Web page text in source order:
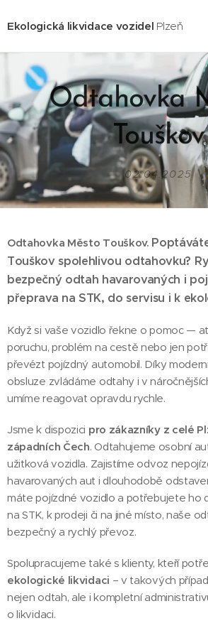
Ekologická likvidace vozidel Plzeň
Odtahovka
Touškov
02.04.2025
Odtahovka Město Touškov.
Touškov spolehlivou odtahovku?
bezpečný odtah havarovaných i
přeprava na STK, do servisu i k
Když si vaše vozidlo řekne o pomoc —
poruchu, problém na cestě nebo jen
převézt pojízdný automobil. Díky
obsluze zvládáme odtahy i v
umíme reagovat opravdu rychle.
Jsme k dispozici pro zákazníky z celé
západních Čech. Odtahujeme osobní
užitková vozidla. Zajistíme odvoz
havarovaných aut i dlouhodobě
máte pojízdné vozidlo a potřebujete ho
na STK, k prodeji či na jiné místo, naše
bezpečný a rychlý převoz.
Spolupracujeme také s klienty, kteří
ekologické likvidaci – v takových
nejen odtah, ale i kompletní
o likvidaci.